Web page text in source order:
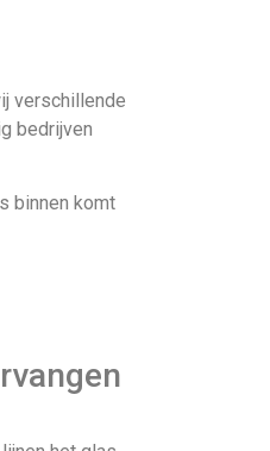
verschillende
bedrijven
binnen komt